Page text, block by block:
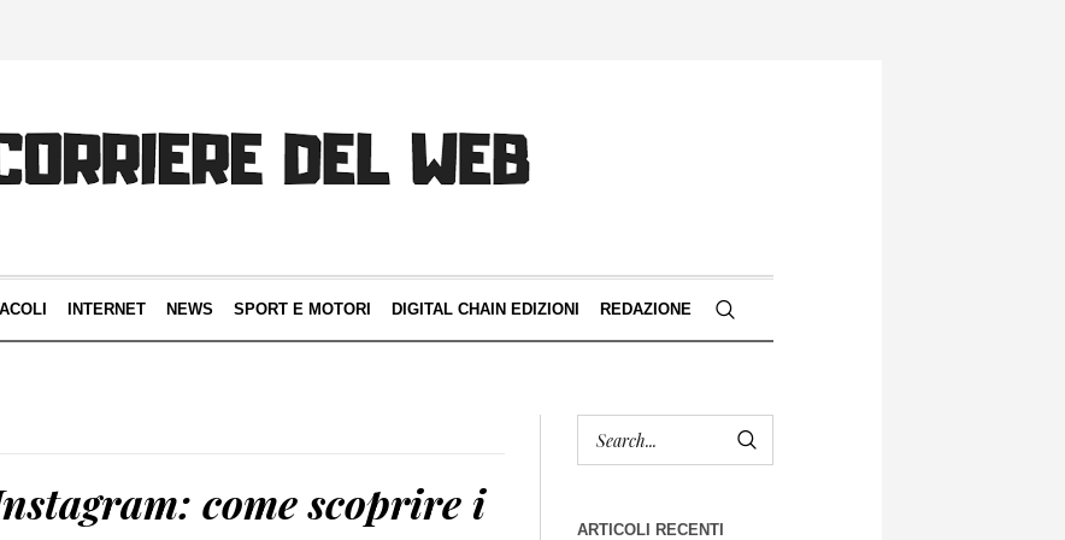
INTERNET NEWS SPORT E MOTORI DIGITAL CHAIN EDIZIONI REDAZIONE
come scoprire i
ARTICOLI RECENTI